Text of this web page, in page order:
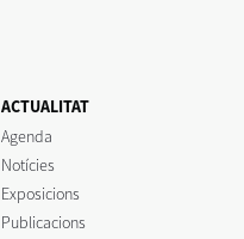
ACTUALITAT
Agenda
Notícies
Exposicions
Publicacions